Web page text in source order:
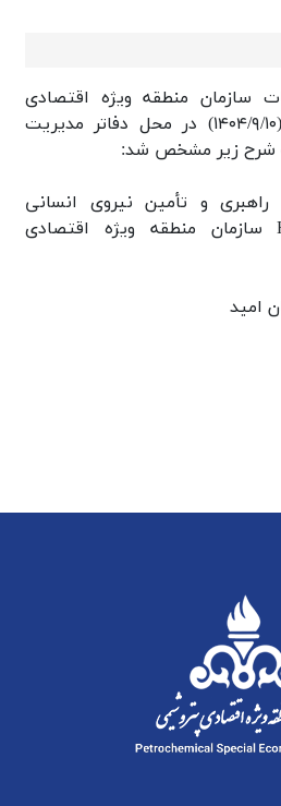
سازمان منطقه ويژه اقتصادی
پتروشيمی روز دوشنبه (۱۴۰۴/۹/۱۰) در محل دفاتر مديريت
شرح زیر مشخص شد:
و تأمين نيروی انسانی
خدمات پشتيبانی HSE سازمان منطقه ويژه اقتصادی
اميد